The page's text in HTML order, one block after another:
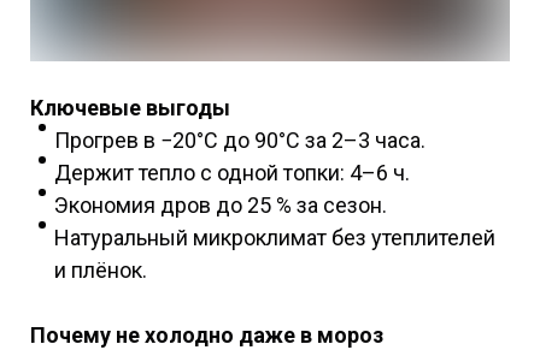
Ключевые выгоды
Прогрев в −20°C до 90°C за 2–3 часа.
Держит тепло с одной топки: 4–6 ч.
Экономия дров до 25 % за сезон.
Натуральный микроклимат без утеплителей
и плёнок.
Почему не холодно даже в мороз